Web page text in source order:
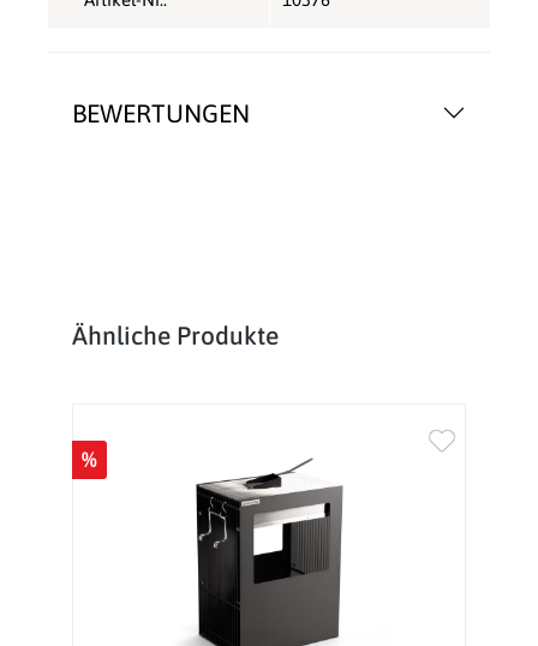
BEWERTUNGEN
Produktgalerie überspringen
Ähnliche Produkte
%